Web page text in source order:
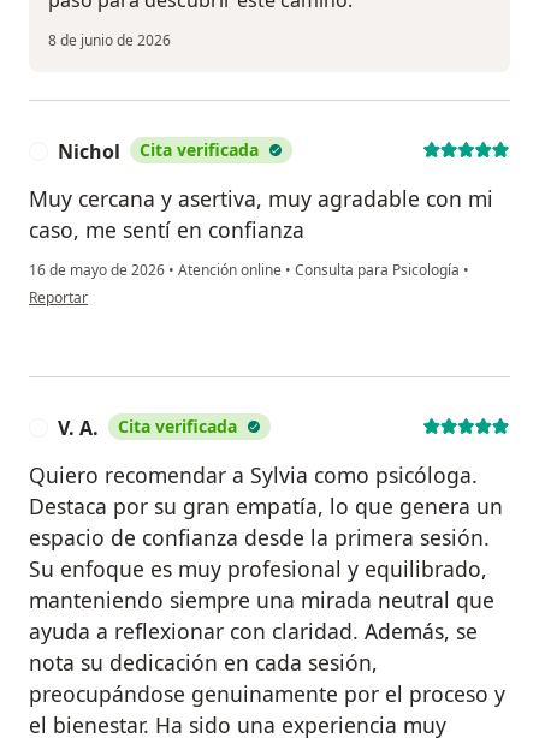
8 de junio de 2026
Nichol Cita verificada
Muy cercana y asertiva, muy agradable con mi
caso, me sentí en confianza
16 de mayo de 2026 • Atención online • Consulta para Psicología •
en opinión del usuario Nichol
Reportar
V. A. Cita verificada
Quiero recomendar a Sylvia como psicóloga.
Destaca por su gran empatía, lo que genera un
espacio de confianza desde la primera sesión.
Su enfoque es muy profesional y equilibrado,
manteniendo siempre una mirada neutral que
ayuda a reflexionar con claridad. Además, se
nota su dedicación en cada sesión,
preocupándose genuinamente por el proceso y
el bienestar. Ha sido una experiencia muy